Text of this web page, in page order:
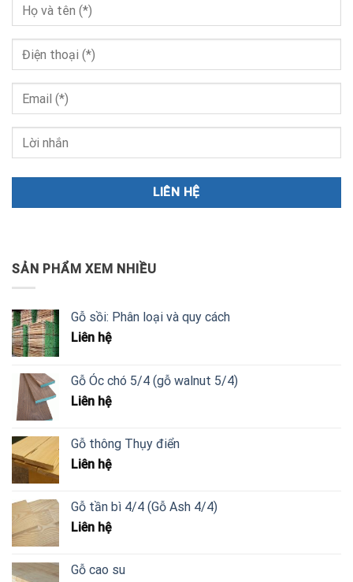
SẢN PHẨM XEM NHIỀU
Gỗ sồi: Phân loại và quy cách
Liên hệ
Gỗ Óc chó 5/4 (gỗ walnut 5/4)
Liên hệ
Gỗ thông Thụy điển
Liên hệ
Gỗ tần bì 4/4 (Gỗ Ash 4/4)
Liên hệ
Gỗ cao su